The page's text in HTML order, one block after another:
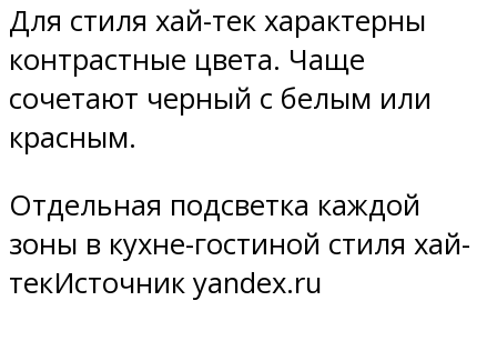
Для стиля хай-тек характерны
контрастные цвета. Чаще
сочетают черный с белым или
красным.
Отдельная подсветка каждой
зоны в кухне-гостиной стиля хай-
текИсточник yandex.ru